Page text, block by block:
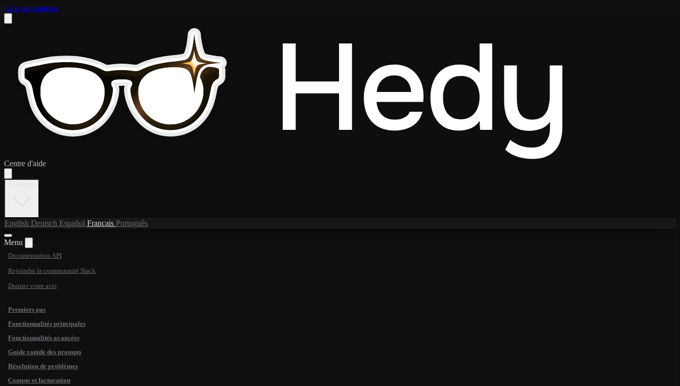
Aller au contenu
Centre d'aide
English Deutsch Español Français Português
Menu
Documentation API
Rejoindre la communauté Slack
Donner votre avis
Premiers pas
Fonctionnalités principales
Fonctionnalités avancées
Guide rapide des prompts
Résolution de problèmes
Compte et facturation